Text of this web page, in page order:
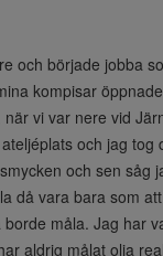
och började jobba
kompisar
när vi var nere vid
och jag tog
och sen såg
då vara bara som
borde måla. Jag har
aldrig målat olja